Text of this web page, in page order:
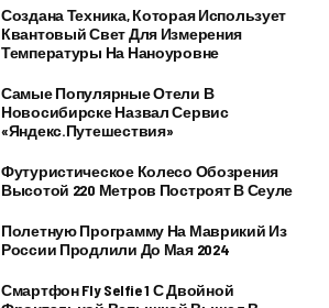
Создана Техника, Которая Использует
Квантовый Свет Для Измерения
Температуры На Наноуровне
Самые Популярные Отели В
Новосибирске Назвал Сервис
«Яндекс.Путешествия»
Футуристическое Колесо Обозрения
Высотой 220 Метров Построят В Сеуле
Полетную Программу На Маврикий Из
России Продлили До Мая 2024
Смартфон Fly Selfie 1 С Двойной